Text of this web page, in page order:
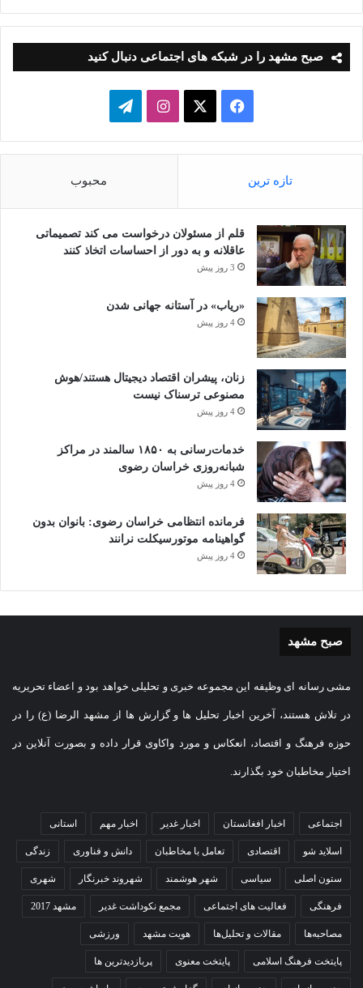
صبح مشهد را در شبکه های اجتماعی دنبال کنید
فیسبوک ایکساینستاگرامتلگرام
تازه ترین محبوب
قلم از مسئولان درخواست می کند تصمیماتی
عاقلانه و به دور از احساسات اتخاذ کنند
3 روز پیش
«ریاب» در آستانه جهانی شدن
4 روز پیش
زنان، پیشران اقتصاد دیجیتال هستند/هوش
مصنوعی ترسناک نیست
4 روز پیش
خدمات‌رسانی به ۱۸۵۰ سالمند در مراکز
شبانه‌روزی خراسان رضوی
4 روز پیش
فرمانده انتظامی خراسان رضوی: بانوان بدون
گواهینامه موتورسیکلت نرانند
4 روز پیش
صبح مشهد
مشی رسانه ای وظیفه این مجموعه خبری و تحلیلی خواهد بود و اعضاء تحریریه
در تلاش هستند، آخرین اخبار تحلیل ها و گزارش ها از مشهد الرضا (ع) را در
حوزه فرهنگ و اقتصاد، انعکاس و مورد واکاوی قرار داده و بصورت آنلاین در
اختیار مخاطبان خود بگذارند.
اجتماعی اخبار افغانستان اخبار غدیر اخبار مهم استانی
اسلاید شو اقتصادی تعامل با مخاطبان دانش و فناوری زندگی
ستون اصلی سیاسی شهر هوشمند شهروند خبرنگار شهری
فرهنگی فعالیت های اجتماعی مجمع نکوداشت غدیر مشهد 2017
مصاحبه‌ها مقالات و تحلیل‌ها هویت مشهد ورزشی
پایتخت فرهنگ اسلامی پایتخت معنوی پربازدیدترین ها